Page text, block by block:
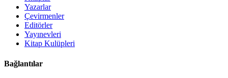
Yazarlar
Çevirmenler
Editörler
Yayınevleri
Kitap Kulüpleri
Bağlantılar